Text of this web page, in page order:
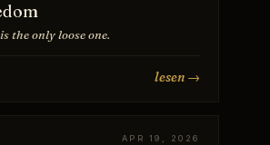
the only loose one.
lesen →
APR 19, 2026